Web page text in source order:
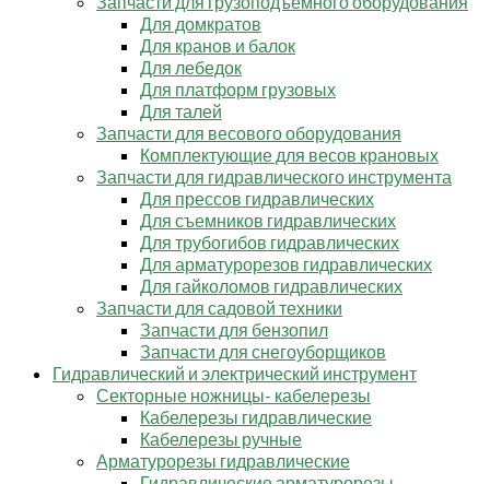
Для домкратов
Для кранов и балок
Для лебедок
Для платформ грузовых
Для талей
Запчасти для весового оборудования
Комплектующие для весов крановых
Запчасти для гидравлического инструмента
Для прессов гидравлических
Для съемников гидравлических
Для трубогибов гидравлических
Для арматурорезов гидравлических
Для гайколомов гидравлических
Запчасти для садовой техники
Запчасти для бензопил
Запчасти для снегоуборщиков
Гидравлический и электрический инструмент
Секторные ножницы- кабелерезы
Кабелерезы гидравлические
Кабелерезы ручные
Арматурорезы гидравлические